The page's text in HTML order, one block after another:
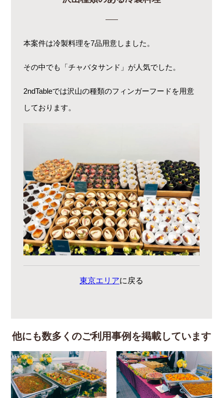
本案件は冷製料理を7品用意しました。
その中でも「チャバタサンド」が人気でした。
2ndTableでは沢山の種類のフィンガーフードを用意
しております。
東京エリアに戻る
他にも数多くのご利用事例を掲載しています